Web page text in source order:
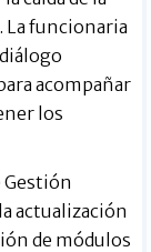
La funcionaria
acompañar
los
Gestión
actualización
de módulos